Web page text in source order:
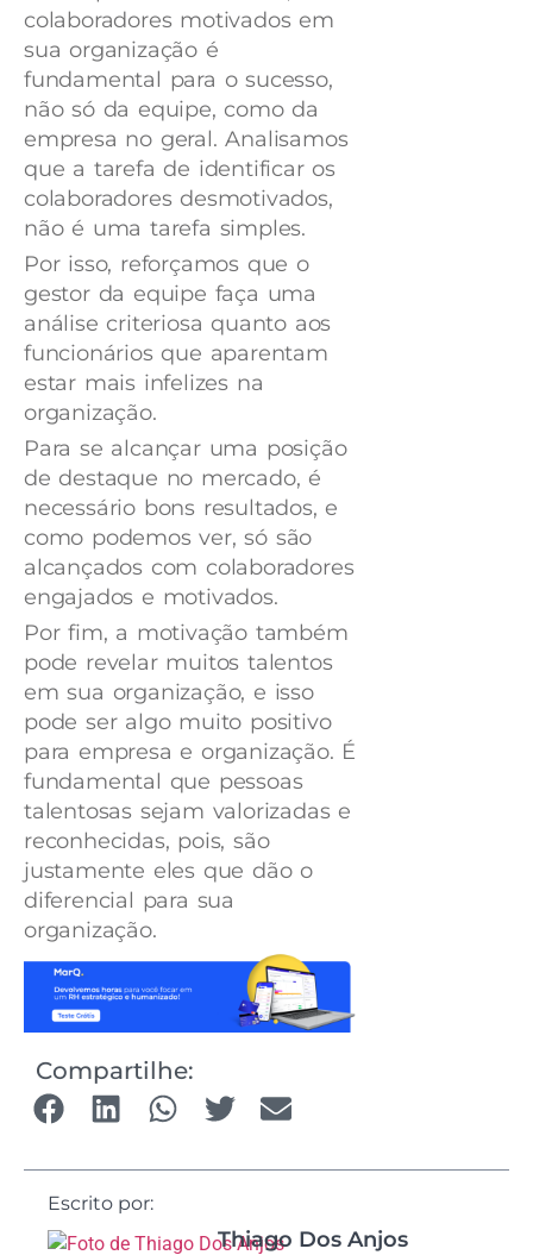
colaboradores motivados em
sua organização é
fundamental para o sucesso,
não só da equipe, como da
empresa no geral. Analisamos
que a tarefa de identificar os
colaboradores desmotivados,
não é uma tarefa simples.
Por isso, reforçamos que o
gestor da equipe faça uma
análise criteriosa quanto aos
funcionários que aparentam
estar mais infelizes na
organização.
Para se alcançar uma posição
de destaque no mercado, é
necessário bons resultados, e
como podemos ver, só são
alcançados com colaboradores
engajados e motivados.
Por fim, a motivação também
pode revelar muitos talentos
em sua organização, e isso
pode ser algo muito positivo
para empresa e organização. É
fundamental que pessoas
talentosas sejam valorizadas e
reconhecidas, pois, são
justamente eles que dão o
diferencial para sua
organização.
Compartilhe:
Escrito por:
Thiago Dos Anjos